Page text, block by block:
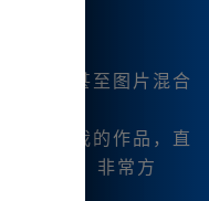
生图，甚至图片混合
边界。
和下载我的作品，直
格图片，非常方